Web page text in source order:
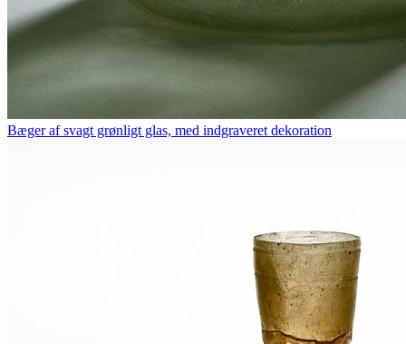
Bæger af svagt grønligt glas, med indgraveret dekoration